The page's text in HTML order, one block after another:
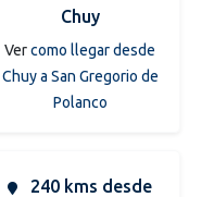
Chuy
Vercomo llegar desde
Chuy a San Gregorio de
Polanco
240 kms desde